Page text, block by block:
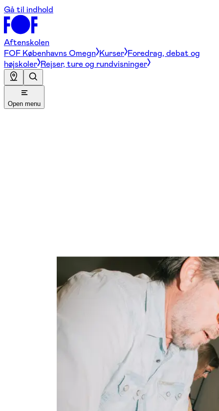
Gå til indhold
Aftenskolen
FOF Københavns Omegn Kurser Foredrag, debat og
højskoler Rejser, ture og rundvisninger
Open menu